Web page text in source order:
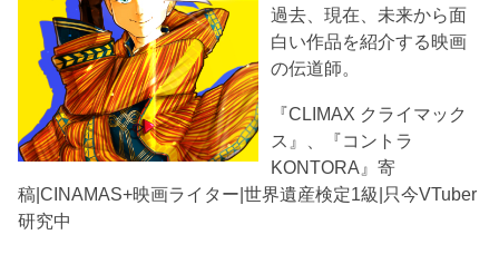
過去、現在、未来から面
白い作品を紹介する映画
の伝道師。
『CLIMAX クライマック
ス』、『コントラ
KONTORA』寄
稿|CINAMAS+映画ライター|世界遺産検定1級|只今VTuber
研究中